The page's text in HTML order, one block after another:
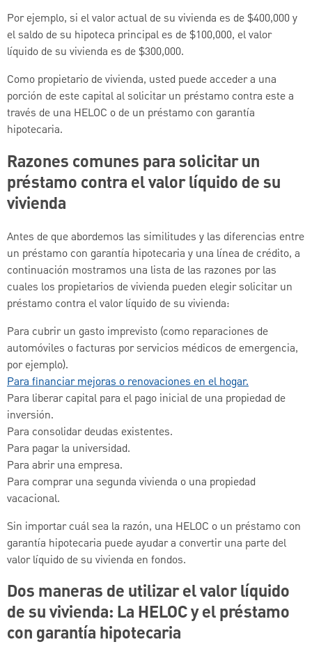
Por ejemplo, si el valor actual de su vivienda es de $400,000 y
el saldo de su hipoteca principal es de $100,000, el valor
líquido de su vivienda es de $300,000.
Como propietario de vivienda, usted puede acceder a una
porción de este capital al solicitar un préstamo contra este a
través de una HELOC o de un préstamo con garantía
hipotecaria.
Razones comunes para solicitar un
préstamo contra el valor líquido de su
vivienda
Antes de que abordemos las similitudes y las diferencias entre
un préstamo con garantía hipotecaria y una línea de crédito, a
continuación mostramos una lista de las razones por las
cuales los propietarios de vivienda pueden elegir solicitar un
préstamo contra el valor líquido de su vivienda:
Para cubrir un gasto imprevisto (como reparaciones de
automóviles o facturas por servicios médicos de emergencia,
por ejemplo).
Para financiar mejoras o renovaciones en el hogar.
Para liberar capital para el pago inicial de una propiedad de
inversión.
Para consolidar deudas existentes.
Para pagar la universidad.
Para abrir una empresa.
Para comprar una segunda vivienda o una propiedad
vacacional.
Sin importar cuál sea la razón, una HELOC o un préstamo con
garantía hipotecaria puede ayudar a convertir una parte del
valor líquido de su vivienda en fondos.
Dos maneras de utilizar el valor líquido
de su vivienda: La HELOC y el préstamo
con garantía hipotecaria